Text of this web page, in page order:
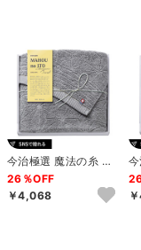
今治極選 魔法の糸 バ
スタオル（グレー）
26％OFF
￥4,068